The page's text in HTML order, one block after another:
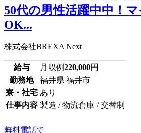
50代の男性活躍中中！
OK...
株式会社BREXA Next
給与 月収例220,000円
勤務地
福井県 福井市
寮・社宅 あり
仕事内容 製造 / 物流倉庫 / 交替制
無料電話で